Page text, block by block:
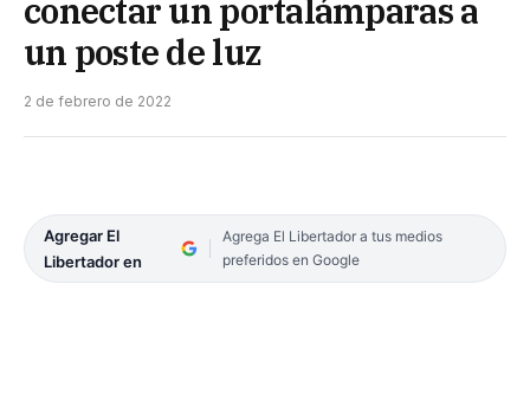
conectar un portalámparas a
un poste de luz
2 de febrero de 2022
Agregar El
Libertador en
Agrega El Libertador a tus medios
preferidos en Google